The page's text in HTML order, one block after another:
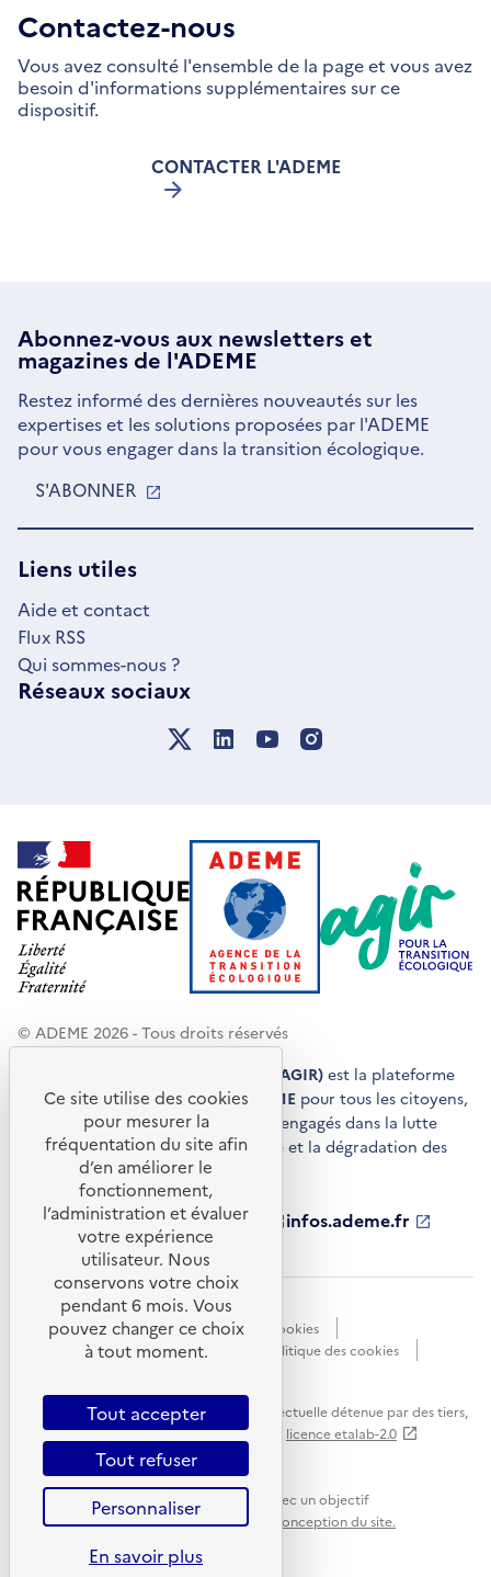
Contactez-nous
Vous avez consulté l'ensemble de la page et vous avez
besoin d'informations supplémentaires sur ce
dispositif.
CONTACTER L'ADEME
Abonnez-vous aux newsletterset
magazines de l'ADEME
Restez informé des dernières nouveautés sur les
expertises et les solutions proposées par l'ADEME
pour vous engager dans la transition écologique.
S'ABONNER
UNE
Liens utiles
Aide et contact
Flux RSS
Qui sommes-nous ?
Réseaux sociaux
© ADEME 2026 - Tous droits réservés
Agir pour la transition écologique (AGIR) est la plateforme
de conseils et de services de l'ADEME pour tous les citoyens,
acteurs économiques et territoires engagés dans la lutte
contre le réchauffement climatique et la dégradation des
ressources.
ademe.fr
S'ouvre
nouvelle
fenêtre
librairie.ademe.fr
S'ouvre
dans
une
nouvelle
fenêtre
infos.ademe.fr
S'ouvre
nouvelle
ademe.fr/presse
S'ouvre
nouvelle
fenêtre
Accessibilité : non conforme
Données personnelles
Gestion des cookies
Mentions légales
Plan du site
Politique des cookies
dans
nouvelle
Sauf mention explicite de propriété intellectuelle détenue par des tiers,
les contenus de ce site sont proposés sous licence etalab-2.0
Ce site internet est pensé et développé avec un objectif
d'écoconception.En savoir plus sur l'écoconception du site.
Ce site utilise des cookies
pour mesurer la
fréquentation du site afin
d’en améliorer le
fonctionnement,
l’administration et évaluer
votre expérience
utilisateur. Nous
conservons votre choix
pendant 6 mois. Vous
pouvez changer ce choix
à tout moment.
Tout accepter
Tout refuser
Personnaliser
En savoir plus